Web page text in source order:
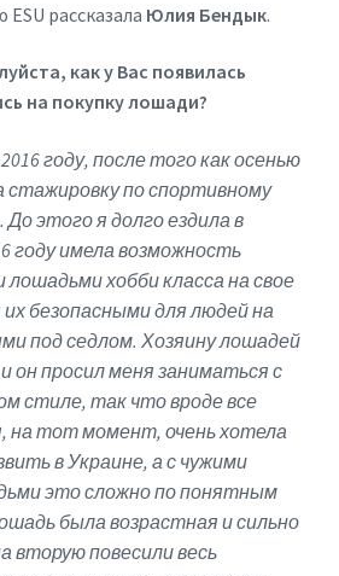
рассказала Юлия Бендык.
как у Вас появилась
на покупку лошади?
году, после того как осенью
стажировку по спортивному
этого я долго ездила в
году имела возможность
хобби класса на свое
безопасными для людей на
под седлом. Хозяину лошадей
он просил меня заниматься с
стиле, так что вроде все
на тот момент, очень хотела
в Украине, а с чужими
это сложно по понятным
была возрастная и сильно
вторую повесили весь